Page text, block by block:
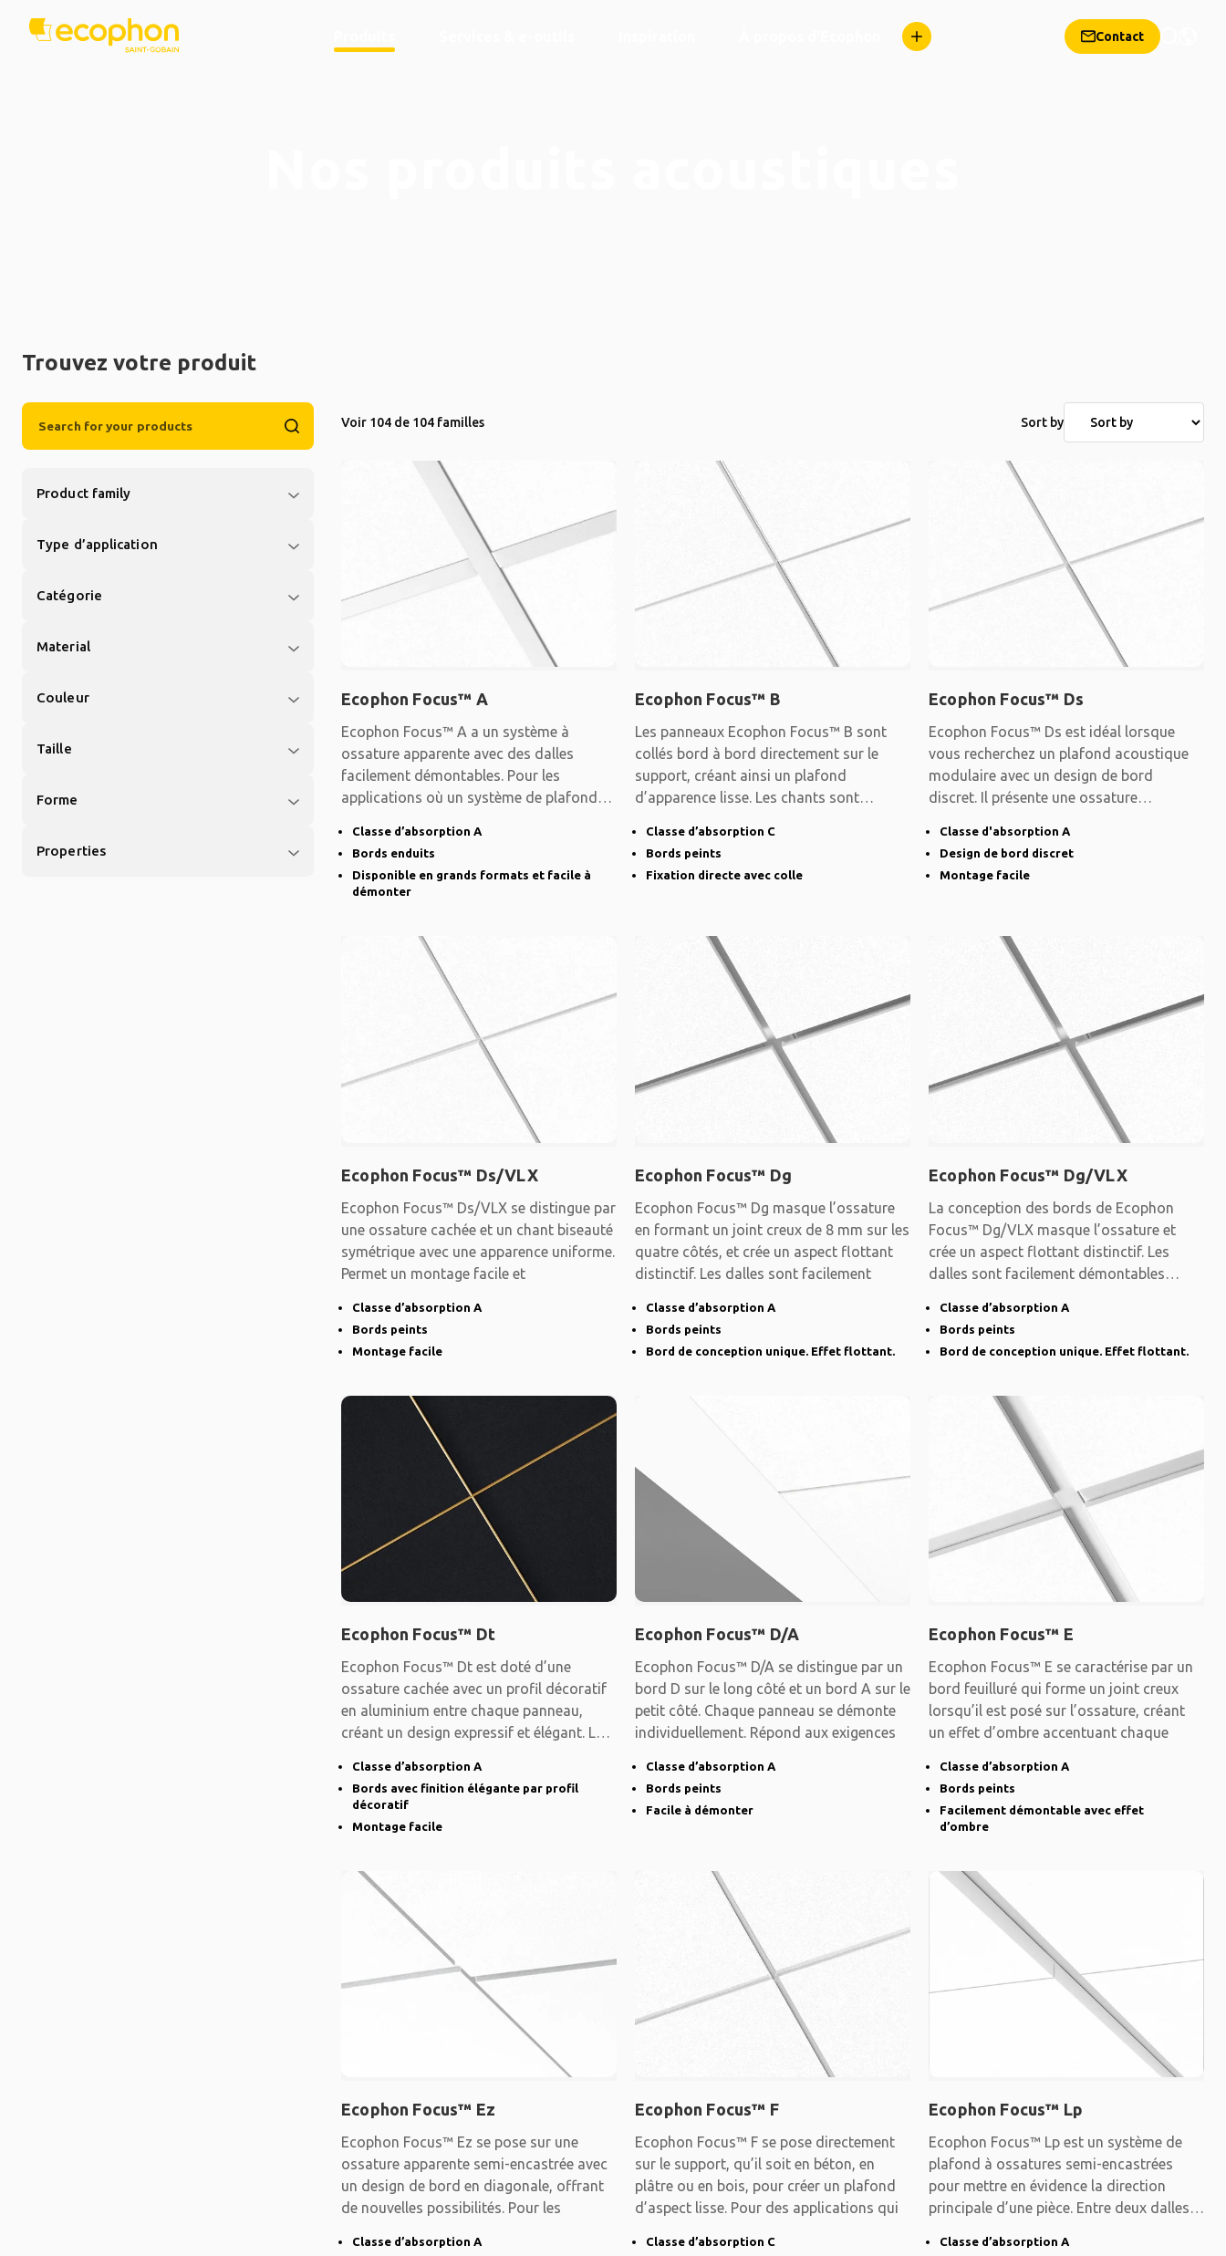
Contact
Trouvez votre produit
Product family
Type d’application
Catégorie
Material
Couleur
Taille
Forme
Properties
Voir 104 de 104 familles Sort by
Ecophon Focus™ A
Ecophon Focus™ A a un système à
ossature apparente avec des dalles
facilement démontables. Pour les
applications où un système de plafond
Classe d’absorption A
Bords enduits
Disponible en grands formats et facile à
démonter
Ecophon Focus™ B
Les panneaux Ecophon Focus™ B sont
collés bord à bord directement sur le
support, créant ainsi un plafond
d’apparence lisse. Les chants sont
Classe d’absorption C
Bords peints
Fixation directe avec colle
Ecophon Focus™ Ds
Ecophon Focus™ Ds est idéal lorsque
vous recherchez un plafond acoustique
modulaire avec un design de bord
discret. Il présente une ossature
Classe d'absorption A
Design de bord discret
Montage facile
Ecophon Focus™ Ds/VLX
Ecophon Focus™ Ds/VLX se distingue par
une ossature cachée et un chant biseauté
symétrique avec une apparence uniforme.
Permet un montage facile et
Classe d’absorption A
Bords peints
Montage facile
Ecophon Focus™ Dg
Ecophon Focus™ Dg masque l’ossature
en formant un joint creux de 8 mm sur les
quatre côtés, et crée un aspect flottant
distinctif. Les dalles sont facilement
Classe d’absorption A
Bords peints
Bord de conception unique. Effet flottant.
Ecophon Focus™ Dg/VLX
La conception des bords de Ecophon
Focus™ Dg/VLX masque l’ossature et
crée un aspect flottant distinctif. Les
dalles sont facilement démontables
Classe d’absorption A
Bords peints
Bord de conception unique. Effet flottant.
Ecophon Focus™ Dt
Ecophon Focus™ Dt est doté d’une
ossature cachée avec un profil décoratif
en aluminium entre chaque panneau,
créant un design expressif et élégant. Le
Classe d’absorption A
Bords avec finition élégante par profil
décoratif
Montage facile
Ecophon Focus™ D/A
Ecophon Focus™ D/A se distingue par un
bord D sur le long côté et un bord A sur le
petit côté. Chaque panneau se démonte
individuellement. Répond aux exigences
Classe d’absorption A
Bords peints
Facile à démonter
Ecophon Focus™ E
Ecophon Focus™ E se caractérise par un
bord feuilluré qui forme un joint creux
lorsqu’il est posé sur l’ossature, créant
un effet d’ombre accentuant chaque
Classe d’absorption A
Bords peints
Facilement démontable avec effet
d’ombre
Ecophon Focus™ Ez
Ecophon Focus™ Ez se pose sur une
ossature apparente semi-encastrée avec
un design de bord en diagonale, offrant
de nouvelles possibilités. Pour les
Classe d’absorption A
Ecophon Focus™ F
Ecophon Focus™ F se pose directement
sur le support, qu’il soit en béton, en
plâtre ou en bois, pour créer un plafond
d’aspect lisse. Pour des applications qui
Classe d’absorption C
Ecophon Focus™ Lp
Ecophon Focus™ Lp est un système de
plafond à ossatures semi-encastrées
pour mettre en évidence la direction
principale d’une pièce. Entre deux dalles,
Classe d’absorption A